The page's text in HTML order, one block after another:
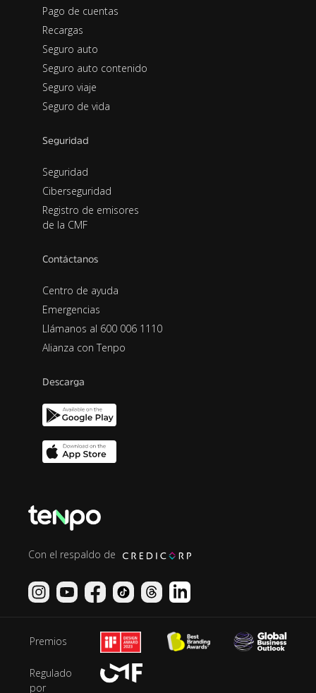
Pago de cuentas
Recargas
Seguro auto
Seguro auto contenido
Seguro viaje
Seguro de vida
Seguridad
Seguridad
Ciberseguridad
Registro de emisores
de la CMF
Contáctanos
Centro de ayuda
Emergencias
Llámanos al 600 006 1110
Alianza con Tenpo
Descarga
Con el respaldo de
Premios
Regulado
por